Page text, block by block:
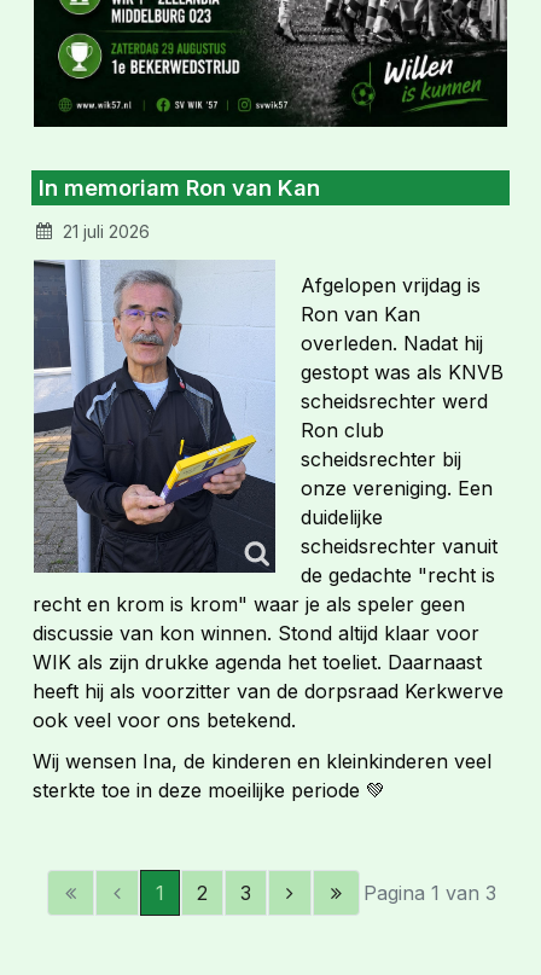
In memoriam Ron van Kan
21 juli 2026
Afgelopen vrijdag is
Ron van Kan
overleden. Nadat hij
gestopt was als KNVB
scheidsrechter werd
Ron club
scheidsrechter bij
onze vereniging. Een
duidelijke
scheidsrechter vanuit
de gedachte "recht is
recht en krom is krom" waar je als speler geen
discussie van kon winnen. Stond altijd klaar voor
WIK als zijn drukke agenda het toeliet. Daarnaast
heeft hij als voorzitter van de dorpsraad Kerkwerve
ook veel voor ons betekend.
Wij wensen Ina, de kinderen en kleinkinderen veel
sterkte toe in deze moeilijke periode 💚
1 2 3 Pagina 1 van 3